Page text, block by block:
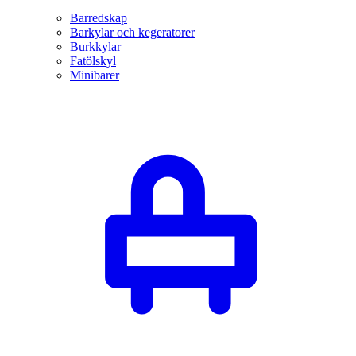
Barredskap
Barkylar och kegeratorer
Burkkylar
Fatölskyl
Minibarer